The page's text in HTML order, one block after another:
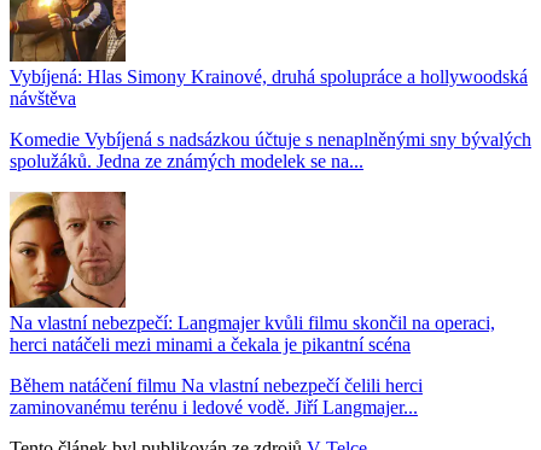
Vybíjená: Hlas Simony Krainové, druhá spolupráce a hollywoodská
návštěva
Komedie Vybíjená s nadsázkou účtuje s nenaplněnými sny bývalých
spolužáků. Jedna ze známých modelek se na...
Na vlastní nebezpečí: Langmajer kvůli filmu skončil na operaci,
herci natáčeli mezi minami a čekala je pikantní scéna
Během natáčení filmu Na vlastní nebezpečí čelili herci
zaminovanému terénu i ledové vodě. Jiří Langmajer...